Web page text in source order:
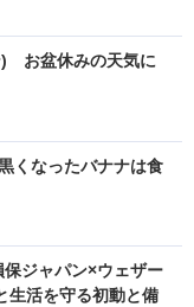
) お盆休みの天気に
くなったバナナは食
保ジャパン×ウェザー
活を守る初動と備